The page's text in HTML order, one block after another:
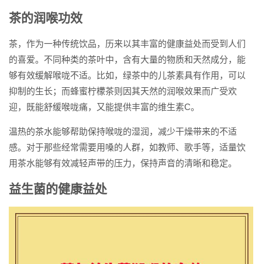
茶的润喉功效
茶，作为一种传统饮品，历来以其丰富的健康益处而受到人们
的喜爱。不同种类的茶叶中，含有大量的物质和天然成分，能
够有效缓解喉咙不适。比如，绿茶中的儿茶素具有作用，可以
抑制的生长；而蜂蜜柠檬茶则因其天然的润喉效果而广受欢
迎，既能舒缓喉咙痛，又能提供丰富的维生素C。
温热的茶水能够帮助保持喉咙的湿润，减少干燥带来的不适
感。对于那些经常需要用嗓的人群，如教师、歌手等，适量饮
用茶水能够有效减轻声带的压力，保持声音的清晰和稳定。
益生菌的健康益处